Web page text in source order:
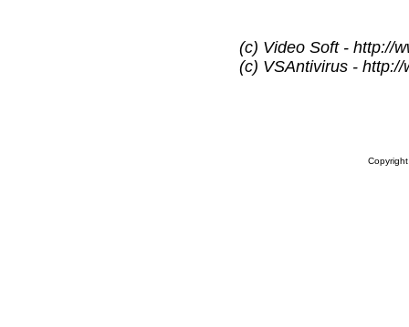
(c) Video Soft - http://
(c) VSAntivirus -